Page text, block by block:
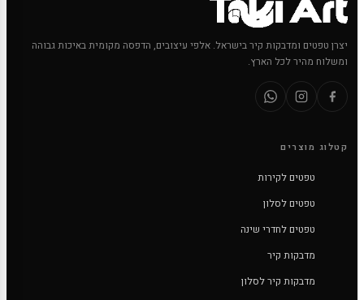
יצרן טפטים ומדבקות קיר בישראל. אלפי עיצובים, הדפסה מקומית באיכות גבוהה
ומשלוח מהיר לכל הארץ.
קטלוג מוצרים
טפטים לקירות
טפטים לסלון
טפטים לחדרי שינה
מדבקות קיר
מדבקות קיר לסלון